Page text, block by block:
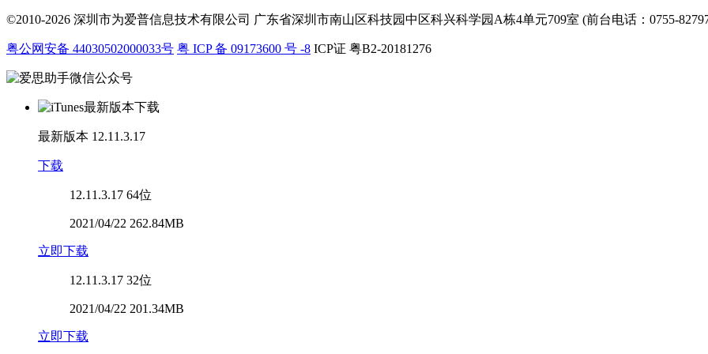
©2010-2026 深圳市为爱普信息技术有限公司 广东省深圳市南山区科技园中区科兴科学园A栋4单元709室 (前台电话：0755-
粤公网安备 44030502000033号 粤 ICP 备 09173600 号 -8 ICP证 粤B2-20181276
最新版本 12.11.3.17
下载
12.11.3.17 64位
2021/04/22 262.84MB
立即下载
12.11.3.17 32位
2021/04/22 201.34MB
立即下载